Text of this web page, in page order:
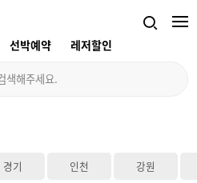
선박예약 레저할인
경기 인천 강원